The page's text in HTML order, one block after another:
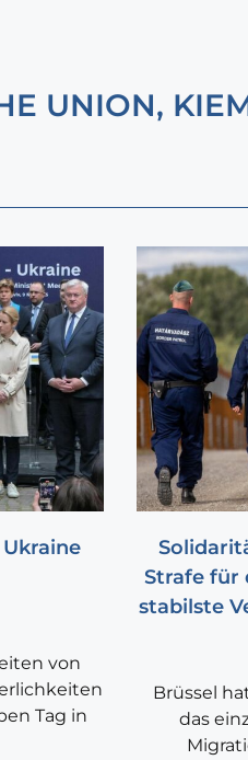
UNION,
von
Tag in
Strafe für
stabilste
Brüssel
das